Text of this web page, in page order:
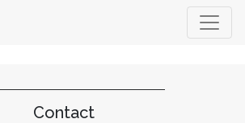
Contact